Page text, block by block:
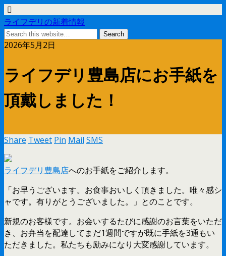
ライフデリの新着情報
2026年5月2日
ライフデリ豊島店にお手紙を
頂戴しました！
Share Tweet Pin Mail SMS
ライフデリ豊島店へのお手紙をご紹介します。
「お早うございます。お食事おいしく頂きました。唯々感シ
ャです。有りがとうございました。」とのことです。
新規のお客様です。お会いするたびに感謝のお言葉をいただ
き、お弁当を配達してまだ1週間ですが既に手紙を3通もい
ただきました。私たちも励みになり大変感謝しています。